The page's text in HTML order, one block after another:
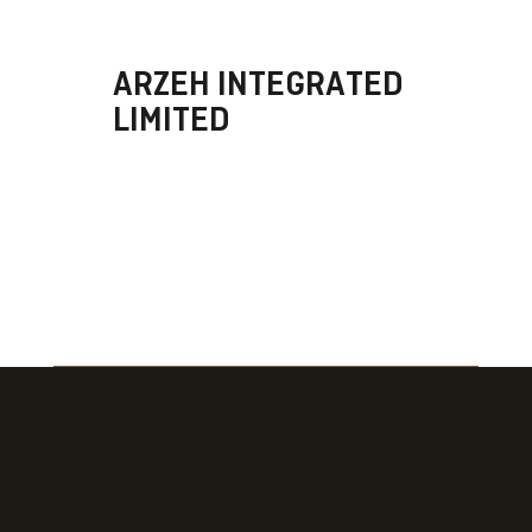
ARZEH INTEGRATED
LIMITED